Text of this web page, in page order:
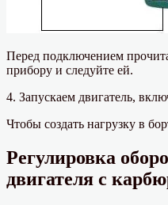
Перед подключением
прибору и следуйте ей.
4. Запускаем двигатель,
Чтобы создать нагрузку в
Регулировка
двигателя с